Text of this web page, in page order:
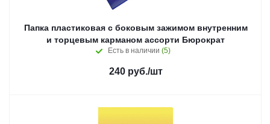
Папка пластиковая с боковым зажимом внутренним
и торцевым карманом ассорти Бюрократ
Есть в наличии (5)
240руб./шт